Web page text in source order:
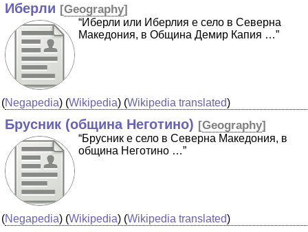
Иберли [Geography]
“Иберли или Иберлия е село в Северна
Македония, в Община Демир Капия …”
(Negapedia) (Wikipedia) (Wikipedia translated)
Брусник (община Неготино) [Geography]
“Брусник е село в Северна Македония, в
община Неготино …”
(Negapedia) (Wikipedia) (Wikipedia translated)